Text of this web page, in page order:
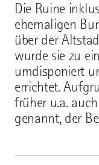
Die Ruine
ehemaligen
über der
wurde sie zu
umdisponiert
errichtet.
früher u.a.
genannt, der